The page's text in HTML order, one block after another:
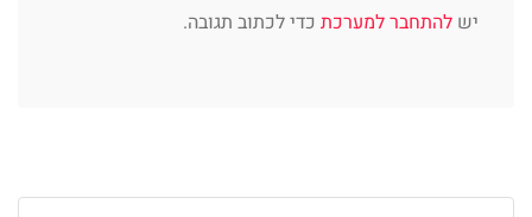
יש להתחבר למערכת כדי לכתוב תגובה.